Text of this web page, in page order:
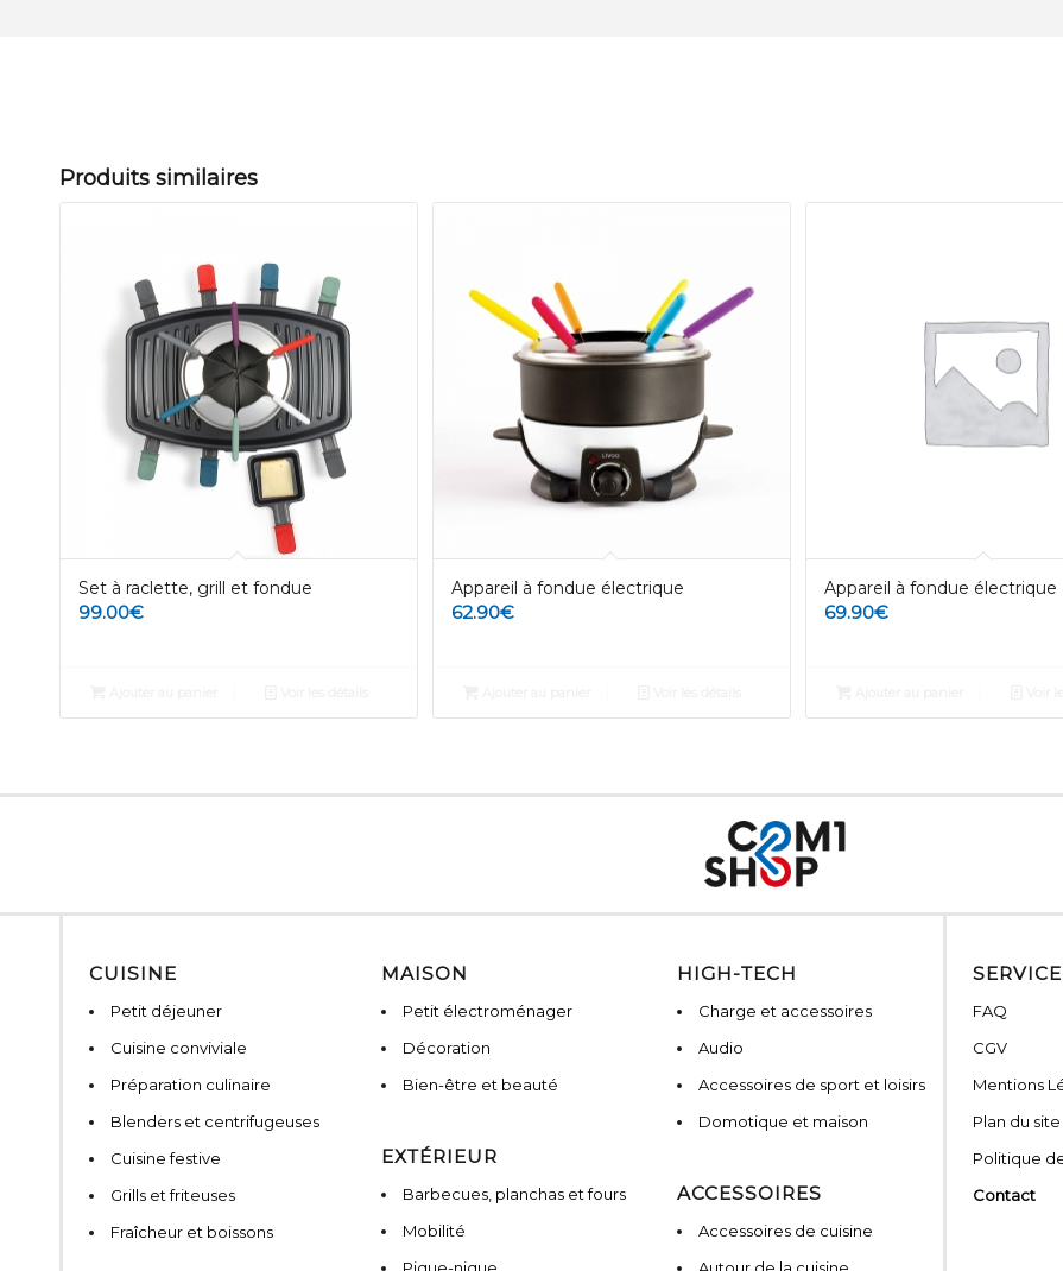
Produits similaires
Set à raclette, grill et fondue
99.00€
Appareil à fondue électrique
62.90€
Appareil à fondue électrique
69.90€
CUISINE
Petit déjeuner
Cuisine conviviale
Préparation culinaire
Blenders et centrifugeuses
Cuisine festive
Grills et friteuses
Fraîcheur et boissons
MAISON
Petit électroménager
Décoration
Bien-être et beauté
EXTÉRIEUR
Barbecues, planchas et fours
Mobilité
Pique-nique
HIGH-TECH
Charge et accessoires
Audio
Accessoires de sport et loisirs
Domotique et maison
ACCESSOIRES
Accessoires de cuisine
Autour de la cuisine
FAQ
CGV
Mentions
Plan du site
Politique
Contact